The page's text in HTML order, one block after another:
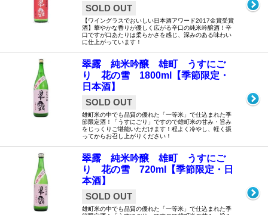
SOLD OUT
【ワイングラスでおいしい日本酒アワード2017金賞受賞
酒】華やかな香りが優しく広がる辛口の純米吟醸酒！辛
口ですが口あたりは柔らかさを感じ、深みのある味わい
に仕上がっています！
翠露 純米吟醸 雄町 うすにご
り 花の雪 1800ml【季節限定・
日本酒】
SOLD OUT
雄町米の中でも品質の優れた「一等米」で仕込まれた季
節限定酒！「うすにごり」ですので雄町米の甘み・旨み
をじっくりご堪能いただけます！程よく冷やし、軽く振
ってからお召し上がりください！
翠露 純米吟醸 雄町 うすにご
り 花の雪 720ml【季節限定・日
本酒】
SOLD OUT
雄町米の中でも品質の優れた「一等米」で仕込まれた季